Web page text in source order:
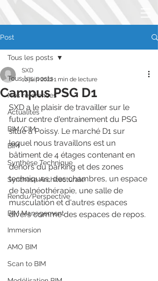
Post
Tous les posts
Nos références
Actualités
BIM/CIM
BIM
Synthèse Technique
Synthèse Architecturale
Rendu/Perspective
BIM Management
Immersion
AMO BIM
Scan to BIM
Tous les posts
Campus PSG D1
SXD
10 juin 20221 min de lecture
SXD a le plaisir de travailler sur le
futur centre d'entrainement du PSG
situé à Poissy. Le marché D1 sur
lequel nous travaillons est un
bâtiment de 4 étages contenant en
dehors du parking et des zones
techniques, des chambres, un espace
de balnéothérapie, une salle de
musculation et d'autres espaces
divers comme des espaces de repos.